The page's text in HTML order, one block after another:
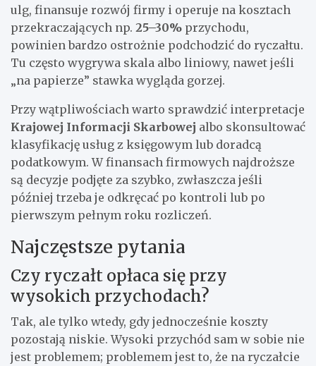
ulg, finansuje rozwój firmy i operuje na kosztach
przekraczających np. 25–30% przychodu,
powinien bardzo ostrożnie podchodzić do ryczałtu.
Tu często wygrywa skala albo liniowy, nawet jeśli
„na papierze” stawka wygląda gorzej.
Przy wątpliwościach warto sprawdzić interpretacje
Krajowej Informacji Skarbowej albo skonsultować
klasyfikację usług z księgowym lub doradcą
podatkowym. W finansach firmowych najdroższe
są decyzje podjęte za szybko, zwłaszcza jeśli
później trzeba je odkręcać po kontroli lub po
pierwszym pełnym roku rozliczeń.
Najczęstsze pytania
Czy ryczałt opłaca się przy
wysokich przychodach?
Tak, ale tylko wtedy, gdy jednocześnie koszty
pozostają niskie. Wysoki przychód sam w sobie nie
jest problemem; problemem jest to, że na ryczałcie